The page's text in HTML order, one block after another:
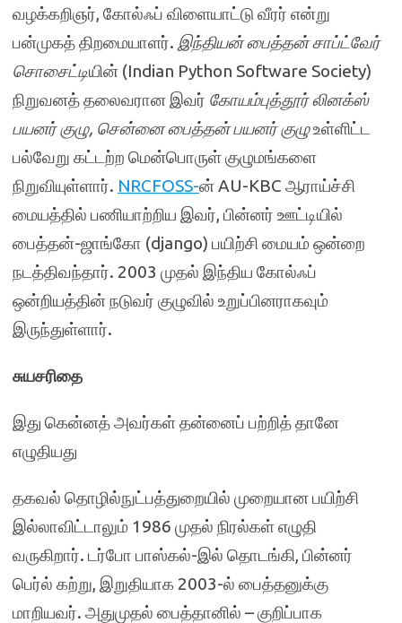
வழக்கறிஞர், கோல்ஃப் விளையாட்டு வீரர் என்று
பன்முகத் திறமையாளர். இந்தியன் பைத்தன் சாப்ட்வேர்
சொசைட்டியின் (Indian Python Software Society)
நிறுவனத் தலைவரான இவர் கோயம்புத்தூர் லினக்ஸ்
பயனர் குழு, சென்னை பைத்தன் பயனர் குழுஉள்ளிட்ட
பல்வேறு கட்டற்ற மென்பொருள் குழுமங்களை
நிறுவியுள்ளார். NRCFOSS-ன் AU-KBC ஆராய்ச்சி
மையத்தில் பணியாற்றிய இவர், பின்னர் ஊட்டியில்
பைத்தன்-ஜாங்கோ (django) பயிற்சி மையம் ஒன்றை
நடத்திவந்தார். 2003 முதல் இந்திய கோல்ஃப்
ஒன்றியத்தின் நடுவர் குழுவில் உறுப்பினராகவும்
இருந்துள்ளார்.
சுயசரிதை
இது கென்னத் அவர்கள் தன்னைப் பற்றித் தானே
எழுதியது
தகவல் தொழில்நுட்பத்துறையில் முறையான பயிற்சி
இல்லாவிட்டாலும் 1986 முதல் நிரல்கள் எழுதி
வருகிறார். டர்போ பாஸ்கல்-இல் தொடங்கி, பின்னர்
பெர்ல் கற்று, இறுதியாக 2003-ல் பைத்தனுக்கு
மாறியவர். அதுமுதல் பைத்தானில் – குறிப்பாக